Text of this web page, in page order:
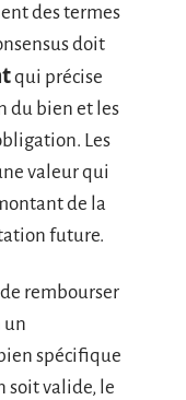
des termes
doit
qui précise
du bien et les
Les
valeur qui
de la
future.
de rembourser
un
spécifique
soit valide, le